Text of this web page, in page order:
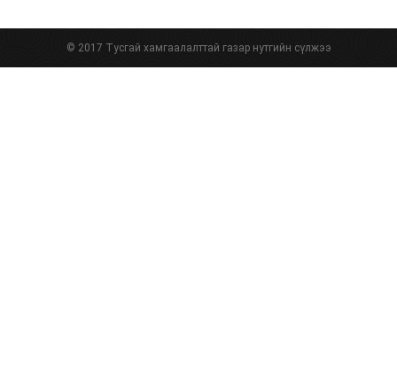
© 2017 Тусгай хамгаалалттай газар нутгийн сүлжээ